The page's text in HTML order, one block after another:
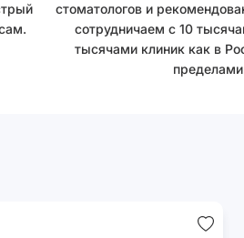
стоматологов и
сотрудничаем с 10
тысячами клиник как в